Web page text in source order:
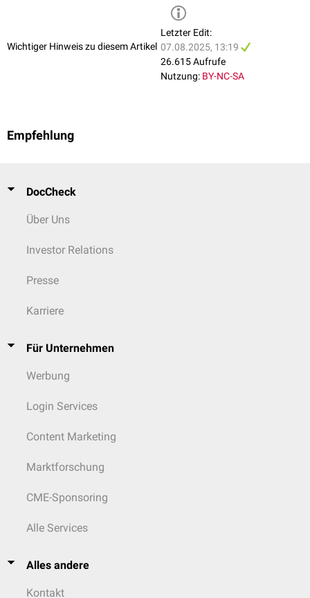
Wichtiger Hinweis zu diesem Artikel
Letzter Edit:
07.08.2025, 13:19
26.615 Aufrufe
Nutzung: BY-NC-SA
Empfehlung
DocCheck
Über Uns
Investor Relations
Presse
Karriere
Für Unternehmen
Werbung
Login Services
Content Marketing
Marktforschung
CME-Sponsoring
Alle Services
Alles andere
Kontakt